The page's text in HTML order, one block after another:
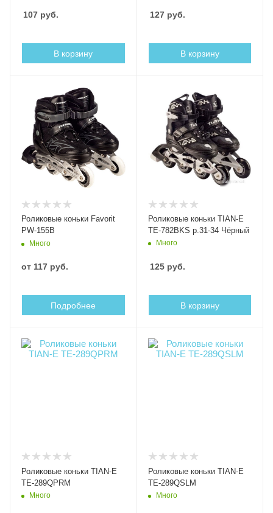
107 руб.
В корзину
127руб.
В корзину
Роликовые коньки Favorit
PW-155B
Много
от 117 руб.
Подробнее
Роликовые коньки TIAN-E
TE-782BKS р.31-34 Чёрный
Много
125руб.
В корзину
Роликовые коньки TIAN-E
TE-289QPRM
Много
Роликовые коньки TIAN-E
TE-289QSLM
Много